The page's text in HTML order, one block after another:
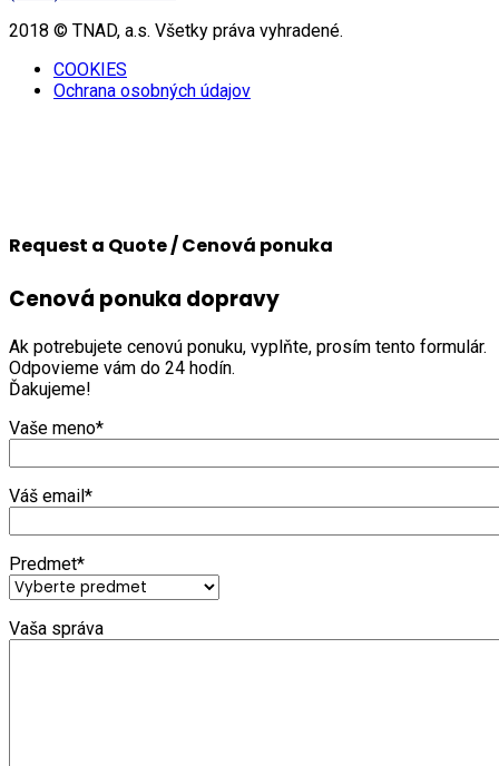
2018 © TNAD, a.s. Všetky práva vyhradené.
COOKIES
Ochrana osobných údajov
Request a Quote / Cenová ponuka
Cenová ponuka dopravy
Ak potrebujete cenovú ponuku, vyplňte, prosím tento formulár.
Odpovieme vám do 24 hodín.
Ďakujeme!
Vaše meno*
Váš email*
Predmet*
Vaša správa